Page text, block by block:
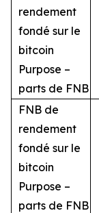
rendement
fondé sur le
bitcoin
Purpose –
parts de FNB
FNB de
rendement
fondé sur le
bitcoin
Purpose –
parts de FNB